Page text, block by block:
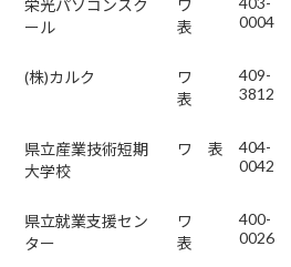
栄光パソコンスク
ール
ワ
表
0004
(株)カルク
ワ
表
409-
3812
県立産業技術短期
大学校
ワ 表
404-
0042
県立就業支援セン
ター
ワ
表
400-
0026